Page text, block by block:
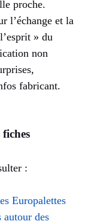
proche.
l’échange et la
» du
non
fabricant.
:
Europalettes
des